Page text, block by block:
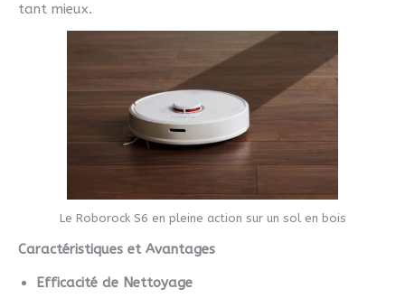
tant mieux.
Le Roborock S6 en pleine action sur un sol en bois
Caractéristiques et Avantages
Efficacité de Nettoyage